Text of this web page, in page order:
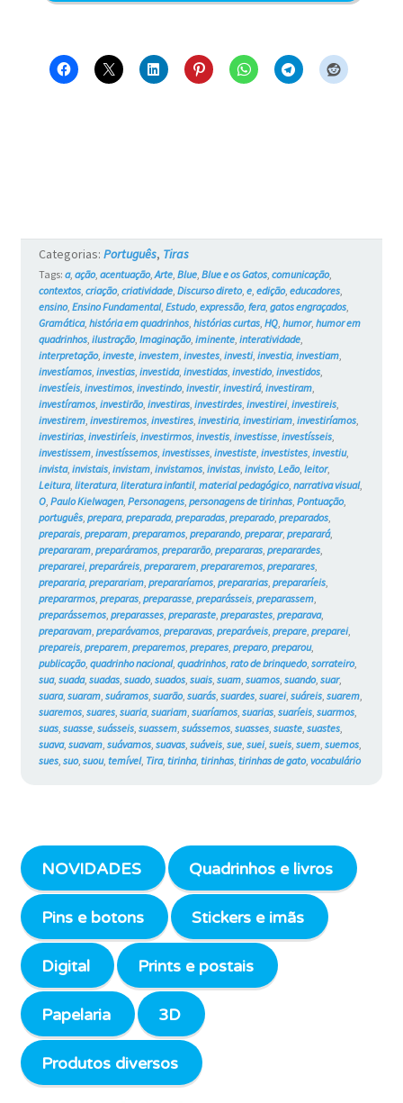
–
#4
Categorias: Português, Tiras
Tags: a, ação, acentuação, Arte, Blue, Blue e os Gatos, comunicação,
contextos, criação, criatividade, Discurso direto, e, edição, educadores,
ensino, Ensino Fundamental, Estudo, expressão, fera, gatos engraçados,
Gramática, história em quadrinhos, histórias curtas, HQ, humor, humor em
quadrinhos, ilustração, Imaginação, iminente, interatividade,
interpretação, investe, investem, investes, investi, investia, investiam,
investíamos, investias, investida, investidas, investido, investidos,
investíeis, investimos, investindo, investir, investirá, investiram,
investíramos, investirão, investiras, investirdes, investirei, investireis,
investirem, investiremos, investires, investiria, investiriam, investiríamos,
investirias, investiríeis, investirmos, investis, investisse, investísseis,
investissem, investíssemos, investisses, investiste, investistes, investiu,
invista, invistais, invistam, invistamos, invistas, invisto, Leão, leitor,
Leitura, literatura, literatura infantil, material pedagógico, narrativa visual,
O, Paulo Kielwagen, Personagens, personagens de tirinhas, Pontuação,
português, prepara, preparada, preparadas, preparado, preparados,
preparais, preparam, preparamos, preparando, preparar, preparará,
prepararam, preparáramos, prepararão, prepararas, preparardes,
prepararei, preparáreis, prepararem, prepararemos, preparares,
prepararia, preparariam, prepararíamos, prepararias, prepararíeis,
prepararmos, preparas, preparasse, preparásseis, preparassem,
preparássemos, preparasses, preparaste, preparastes, preparava,
preparavam, preparávamos, preparavas, preparáveis, prepare, preparei,
prepareis, preparem, preparemos, prepares, preparo, preparou,
publicação, quadrinho nacional, quadrinhos, rato de brinquedo, sorrateiro,
sua, suada, suadas, suado, suados, suais, suam, suamos, suando, suar,
suara, suaram, suáramos, suarão, suarás, suardes, suarei, suáreis, suarem,
suaremos, suares, suaria, suariam, suaríamos, suarias, suaríeis, suarmos,
suas, suasse, suásseis, suassem, suássemos, suasses, suaste, suastes,
suava, suavam, suávamos, suavas, suáveis, sue, suei, sueis, suem, suemos,
sues, suo, suou, temível, Tira, tirinha, tirinhas, tirinhas de gato, vocabulário
NOVIDADES Quadrinhos e livros
Pins e botons Stickers e imãs
Digital Prints e postais
Papelaria 3D
Produtos diversos